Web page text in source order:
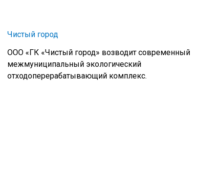
Чистый город
ООО «ГК «Чистый город» возводит современный
межмуниципальный экологический
отходоперерабатывающий комплекс.